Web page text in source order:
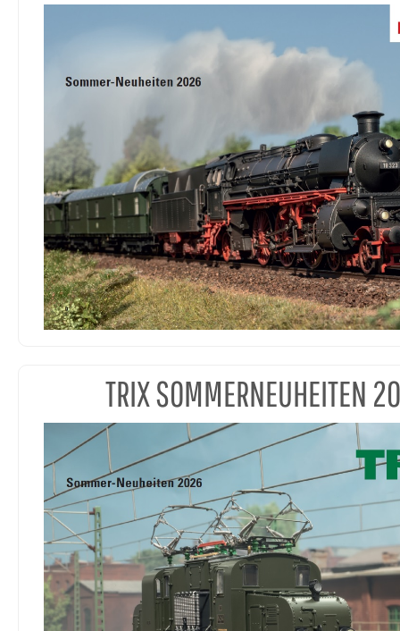
TRIX SOMMERNEUHEITEN